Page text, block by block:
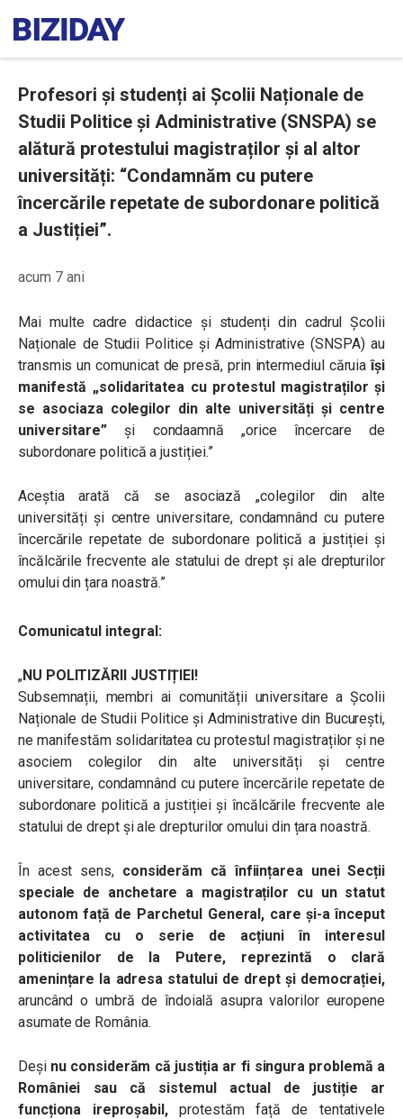
Profesori și studenți ai Școlii Naționale de
Studii Politice și Administrative (SNSPA) se
alătură protestului magistraților și al altor
universități: “Condamnăm cu putere
încercările repetate de subordonare politică
a Justiției”.
acum 7 ani
Mai multe cadre didactice și studenți din cadrul Școlii
Naționale de Studii Politice și Administrative (SNSPA) au
transmis un comunicat de presă, prin intermediul căruiaîși
manifestă „solidaritatea cu protestul magistraților și
se asociaza colegilor din alte universități și centre
universitare” și condaamnă „orice încercare de
subordonare politică a justiției.”
Aceștia arată că se asociază „colegilor din alte
universități și centre universitare, condamnând cu putere
încercările repetate de subordonare politică a justiției și
încălcările frecvente ale statului de drept și ale drepturilor
omului din țara noastră.”
Comunicatul integral:
„NU POLITIZĂRII JUSTIȚIEI!
Subsemnații, membri ai comunității universitare a Școlii
Naționale de Studii Politice și Administrative din București,
ne manifestăm solidaritatea cu protestul magistraților și ne
asociem colegilor din alte universități și centre
universitare, condamnând cu putere încercările repetate de
subordonare politică a justiției și încălcările frecvente ale
statului de drept și ale drepturilor omului din țara noastră.
În acest sens, considerăm că înființarea unei Secții
speciale de anchetare a magistraților cu un statut
autonom față de Parchetul General, care și-a început
activitatea cu o serie de acțiuni în interesul
politicienilor de la Putere, reprezintă o clară
amenințare la adresa statului de drept și democrației,
aruncând o umbră de îndoială asupra valorilor europene
asumate de România.
Deși nu considerăm că justiția ar fi singura problemă a
României sau că sistemul actual de justiție ar
funcționa ireproșabil,protestăm față de tentativele